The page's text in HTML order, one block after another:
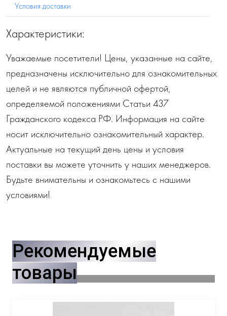
Условия доставки
Характеристики:
Уважаемые посетители! Цены, указанные на сайте,
предназначены исключительно для ознакомительных
целей и не являются публичной офертой,
определяемой положениями Статьи 437
Гражданского кодекса РФ. Информация на сайте
носит исключительно ознакомительный характер.
Актуальные на текущий день цены и условия
поставки вы можете уточнить у наших менеджеров.
Будьте внимательны и ознакомьтесь с нашими
условиями!
Рекомендуемые
товары